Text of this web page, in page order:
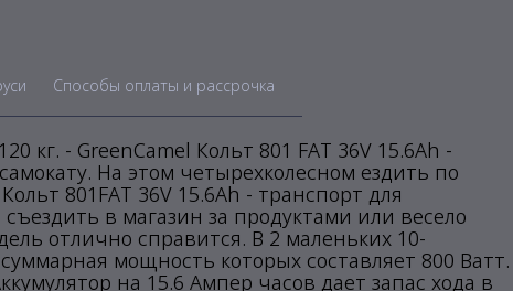
Способы оплаты и рассрочка
кг. - GreenCamel Кольт 801 FAT 36V 15.6Ah -
На этом четырехколесном ездить по
801FAT 36V 15.6Ah - транспорт для
в магазин за продуктами или весело
отлично справится. В 2 маленьких 10-
мощность которых составляет 800 Ватт.
на 15.6 Ампер часов дает запас хода в